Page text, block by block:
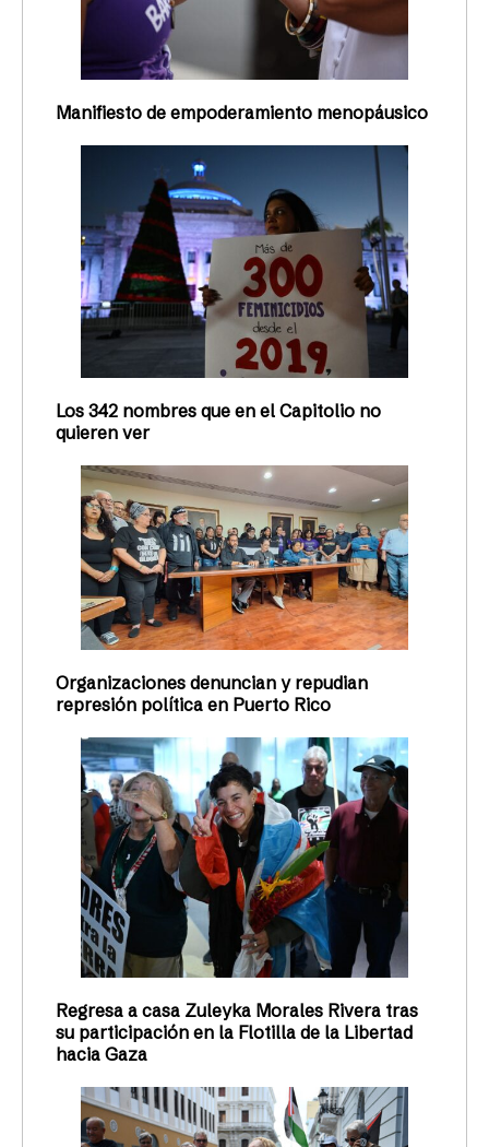
Manifiesto de empoderamiento menopáusico
Los 342 nombres que en el Capitolio no
quieren ver
Organizaciones denuncian y repudian
represión política en Puerto Rico
Regresa a casa Zuleyka Morales Rivera tras
su participación en la Flotilla de la Libertad
hacia Gaza